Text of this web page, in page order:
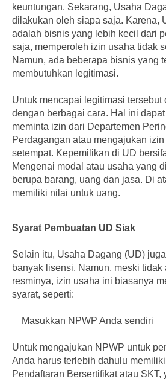
keuntungan. Sekarang, Usaha
dilakukan oleh siapa saja. Karena,
adalah bisnis yang lebih kecil dari
saja, memperoleh izin usaha tidak
Namun, ada beberapa bisnis yang
membutuhkan legitimasi.
Untuk mencapai legitimasi tersebut
dengan berbagai cara. Hal ini
meminta izin dari Departemen
Perdagangan atau mengajukan
setempat. Kepemilikan di UD
Mengenai modal atau usaha yang
berupa barang, uang dan jasa. Di
memiliki nilai untuk uang.
Syarat Pembuatan UD Siak
Selain itu, Usaha Dagang (UD)
banyak lisensi. Namun, meski tidak
resminya, izin usaha ini biasanya
syarat, seperti:
Masukkan NPWP Anda sendiri
Untuk mengajukan NPWP untuk
Anda harus terlebih dahulu
Pendaftaran Bersertifikat atau